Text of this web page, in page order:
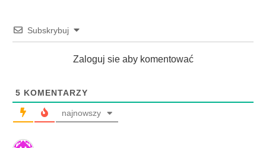
Subskrybuj
Zaloguj sie aby komentować
5 KOMENTARZY
najnowszy